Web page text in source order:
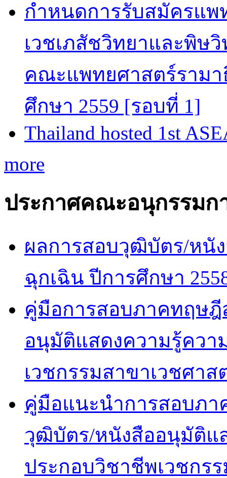
กำหนดการรับสมัครแพ
เวชเภสัชวิทยาและพิษวิ
คณะแพทยศาสตร์รามา
ศึกษา 2559 [รอบที่ 1]
Thailand hosted 1st
more
ประกาศคณะอนุกรรมก
ผลการสอบวุฒิบัตร/หนั
ฉุกเฉิน ปีการศึกษา
คู่มือการสอบภาคทฤษ
อนุมัติแสดงความรู้คว
เวชกรรมสาขาเวชศา
คู่มือแนะนำการสอบภา
วุฒิบัตร/หนังสืออนุมัติแ
ประกอบวิชาชีพเวชกร